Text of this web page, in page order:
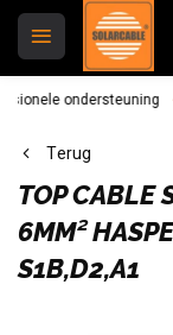
ondersteuning
Terug
TOP CABLE
6MM²
S1B,D2,A1